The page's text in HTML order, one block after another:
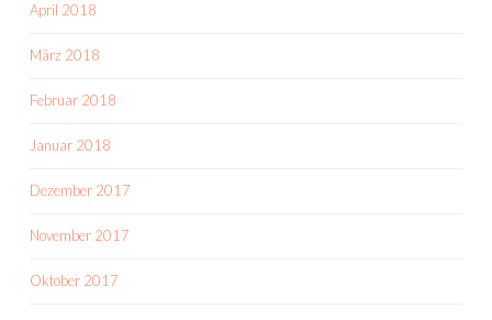
April 2018
März 2018
Februar 2018
Januar 2018
Dezember 2017
November 2017
Oktober 2017